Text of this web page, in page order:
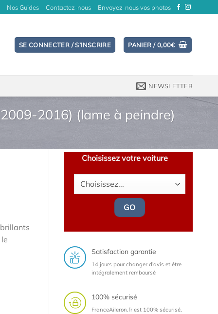
Nos Guides Contactez-nous Envoyez-nous vos photos
SE CONNECTER / S’INSCRIRE PANIER /0,00€
NEWSLETTER
2016) (lame à peindre)
Choisissez votre voiture
GO
Satisfaction garantie
14 jours pour changer d'avis et être
intégralement remboursé
100% sécurisé
FranceAileron.fr est 100% sécurisé,